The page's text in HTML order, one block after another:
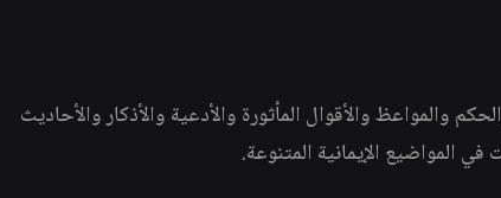
والمواعظ والأقوال المأثورة والأدعية والأذكار والأحاديث
في المواضيع الإيمانية المتنوعة.